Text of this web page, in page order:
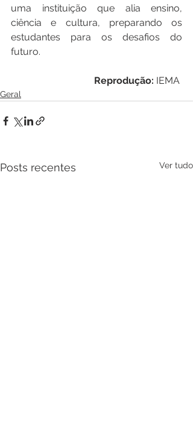
uma instituição que alia ensino,
ciência e cultura, preparando os
estudantes para os desafios do
futuro.
Reprodução: IEMA
Geral
Posts recentes Ver tudo